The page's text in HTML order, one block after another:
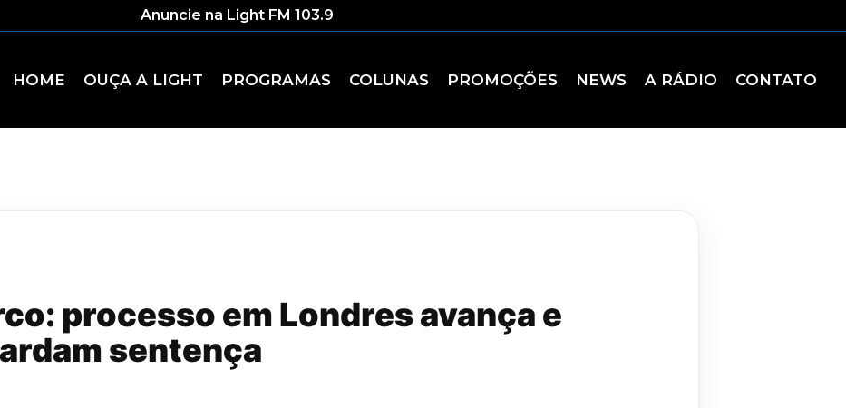
Anuncie na Light FM 103.9
HOME OUÇA A LIGHT PROGRAMAS COLUNAS PROMOÇÕES NEWS A RÁDIO CONTATO
processo em Londres avança e
sentença